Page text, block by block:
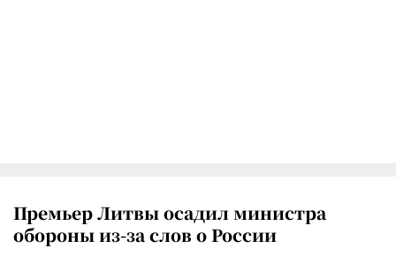
Премьер Литвы осадил министра
обороны из-за слов о России